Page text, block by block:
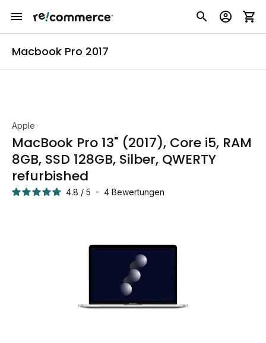
Macbook Pro 2017
Apple
MacBook Pro 13" (2017), Core i5, RAM
8GB, SSD 128GB, Silber, QWERTY
refurbished
4.8 / 5 - 4 Bewertungen